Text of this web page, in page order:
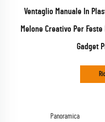
Ventaglio Manuale In
Melone Creativo Per
Gadget
Panoramica